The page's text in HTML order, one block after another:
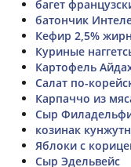
багет
батончик
Кефир 2,5%
Куриные
Картофель
Салат по-
Карпаччо из
Сыр
козинак
Яблоки с
Сыр Эдельвейс